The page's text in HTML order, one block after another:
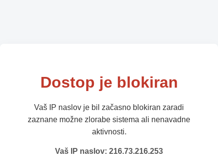
Dostop je blokiran
Vaš IP naslov je bil začasno blokiran zaradi
zaznane možne zlorabe sistema ali nenavadne
aktivnosti.
Vaš IP naslov: 216.73.216.253